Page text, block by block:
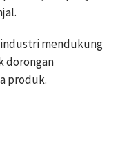
mendukung
dorongan
produk.